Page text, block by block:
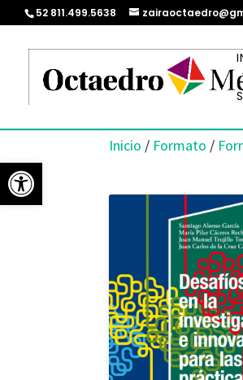
Abrir barra de herramientas
52 811.499.5638
Inicio / Formato /